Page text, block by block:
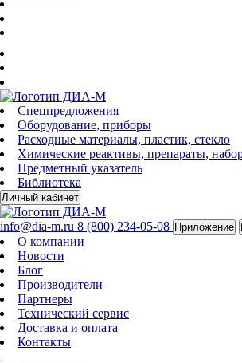
Спецпредложения
Оборудование, приборы
Расходные материалы, пластик, стекло
Химические реактивы, препараты,
Предметный указатель
Библиотека
Личный кабинет
info@dia-m.ru 8 (800) 234-05-08 Приложение
О компании
Новости
Блог
Производители
Партнеры
Технический сервис
Доставка и оплата
Контакты